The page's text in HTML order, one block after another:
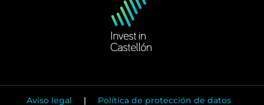
Aviso legal | Política de protección de datos